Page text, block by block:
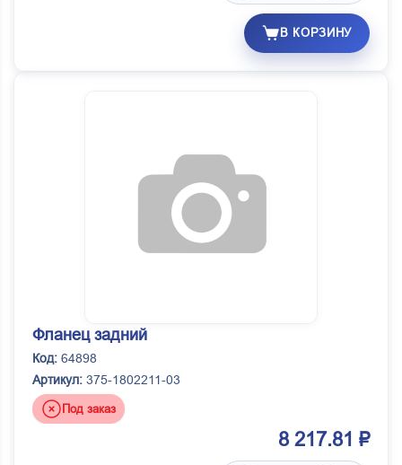
В КОРЗИНУ
Фланец задний
Код: 64898
Артикул: 375-1802211-03
Под заказ
8 217.81 ₽